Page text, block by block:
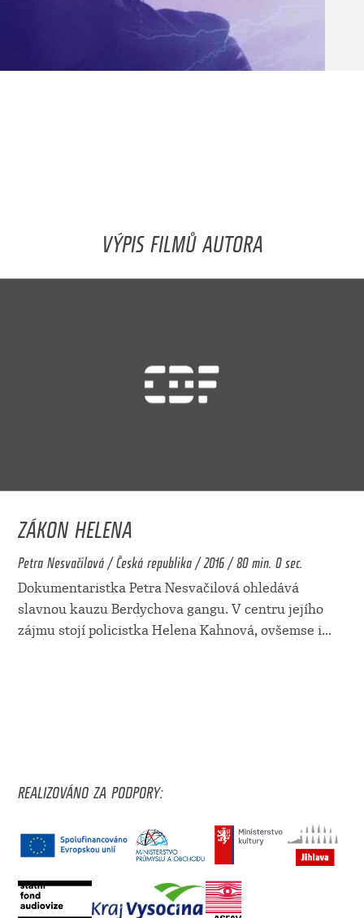
VÝPIS FILMŮ AUTORA
ZÁKON HELENA
Petra Nesvačilová / Česká republika / 2016 / 80 min. 0 sec.
Dokumentaristka Petra Nesvačilová ohledává
slavnou kauzu Berdychova gangu. V centru jejího
zájmu stojí policistka Helena Kahnová, ovšemse i...
REALIZOVÁNO ZA PODPORY: